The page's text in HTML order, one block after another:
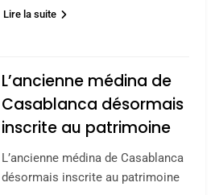
Lire la suite
L’ancienne médina de
Casablanca désormais
inscrite au patrimoine
L’ancienne médina de Casablanca
désormais inscrite au patrimoine